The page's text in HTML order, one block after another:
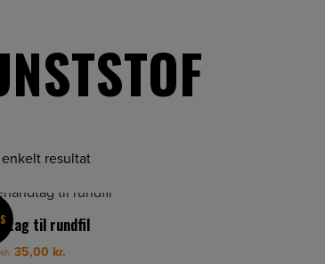
resultat
til rundfil
Original
35,00 kr.